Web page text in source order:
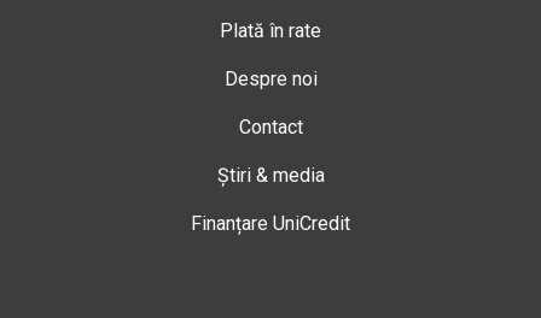
Plată în rate
Despre noi
Contact
Știri & media
Finanțare UniCredit